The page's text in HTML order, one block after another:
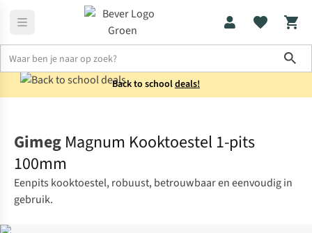
Back to schooldeals!
Gimeg Magnum Kooktoestel 1-pits
100mm
Eenpits kooktoestel, robuust, betrouwbaar en eenvoudig in
gebruik.